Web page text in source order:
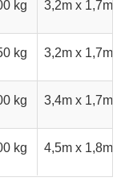
kg 3,2m x 1,7m
kg 3,2m x 1,7m
kg 3,4m x 1,7m
kg 4,5m x 1,8m